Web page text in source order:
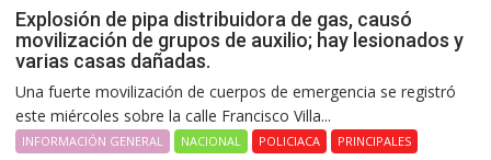
Explosión de pipa distribuidora de gas, causó
movilización de grupos de auxilio; hay lesionados y
varias casas dañadas.
Una fuerte movilización de cuerpos de emergencia se registró
este miércoles sobre la calle Francisco Villa...
INFORMACIÓN GENERAL NACIONAL POLICIACA PRINCIPALES